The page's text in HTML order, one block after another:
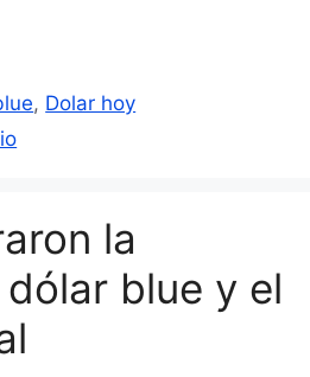
, Dolar hoy
la
blue y el